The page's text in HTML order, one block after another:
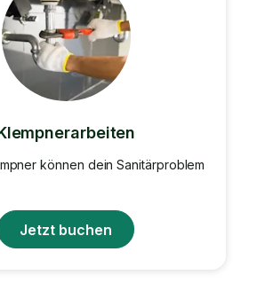
können dein Sanitärproblem
Jetzt buchen